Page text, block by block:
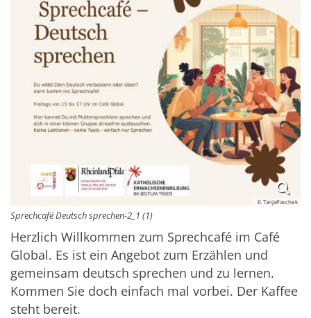
© TanjaPaschek
Sprechcafé Deutsch sprechen-2_1 (1)
Herzlich Willkommen zum Sprechcafé im Café
Global. Es ist ein Angebot zum Erzählen und
gemeinsam deutsch sprechen und zu lernen.
Kommen Sie doch einfach mal vorbei. Der Kaffee
steht bereit.